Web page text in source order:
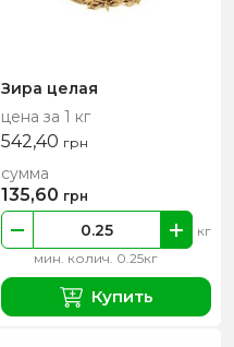
Зира целая
цена за 1 кг
542,40 грн
мин. колич. 0.25кг
кг
сумма
135,60 грн
Купить